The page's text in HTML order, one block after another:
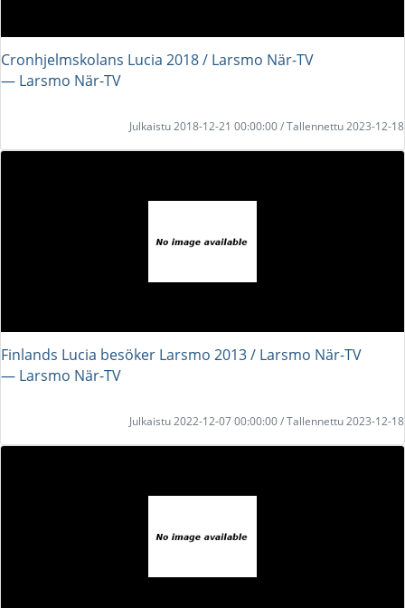
Cronhjelmskolans Lucia 2018 / Larsmo När-TV
― Larsmo När-TV
Julkaistu 2018-12-21 00:00:00 / Tallennettu 2023-12-18
Finlands Lucia besöker Larsmo 2013 / Larsmo När-TV
― Larsmo När-TV
Julkaistu 2022-12-07 00:00:00 / Tallennettu 2023-12-18